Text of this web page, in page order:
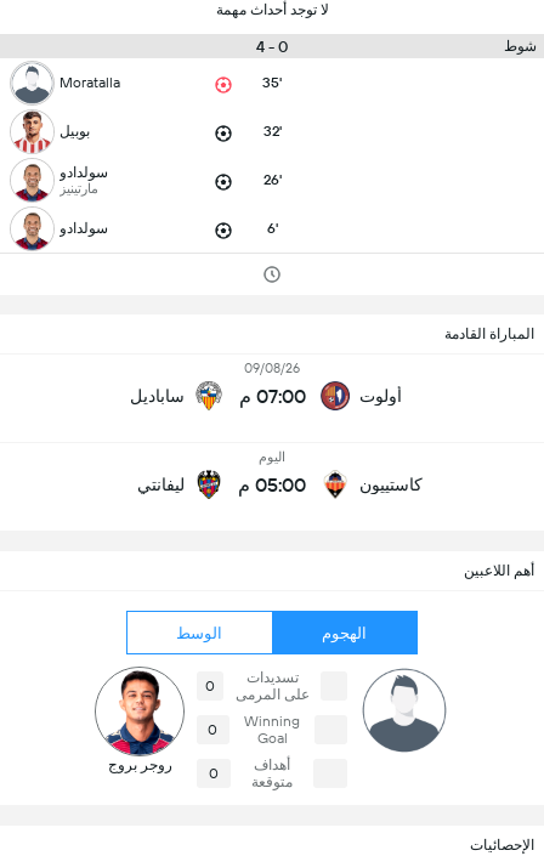
لا توجد أحداث مهمة
شوط 0 - 4
35'
Moratalla
32' بوبيل
26' سولدادو
مارتينيز
6' سولدادو
المباراة القادمة
أولوت
09/08/26
07:00 م ساباديل
كاستييون
اليوم
05:00 م ليفانتي
أهم اللاعبين
الهجوم الوسط
تسديدات
على المرمى
0
Winning
Goal
0
أهداف
متوقعة
0 روجر بروج
الإحصائيات